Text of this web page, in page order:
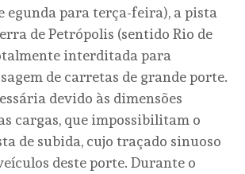
egunda para terça-feira), a pista
de Petrópolis (sentido Rio de
interditada para
de carretas de grande porte.
devido às dimensões
cargas, que impossibilitam o
de subida, cujo traçado sinuoso
deste porte. Durante o